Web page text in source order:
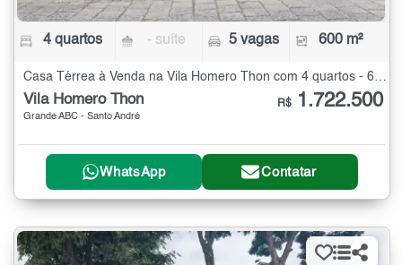
4 quartos - suíte 5 vagas 600 m²
Casa Térrea à Venda na Vila Homero Thon com 4 quartos - 600 m²
Vila Homero Thon
Grande ABC - Santo André
R$ 1.722.500
WhatsApp Contatar